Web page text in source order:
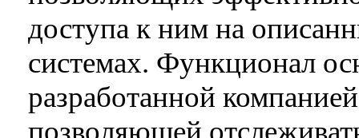
доступа к ним на
системах. Функционал
разработанной